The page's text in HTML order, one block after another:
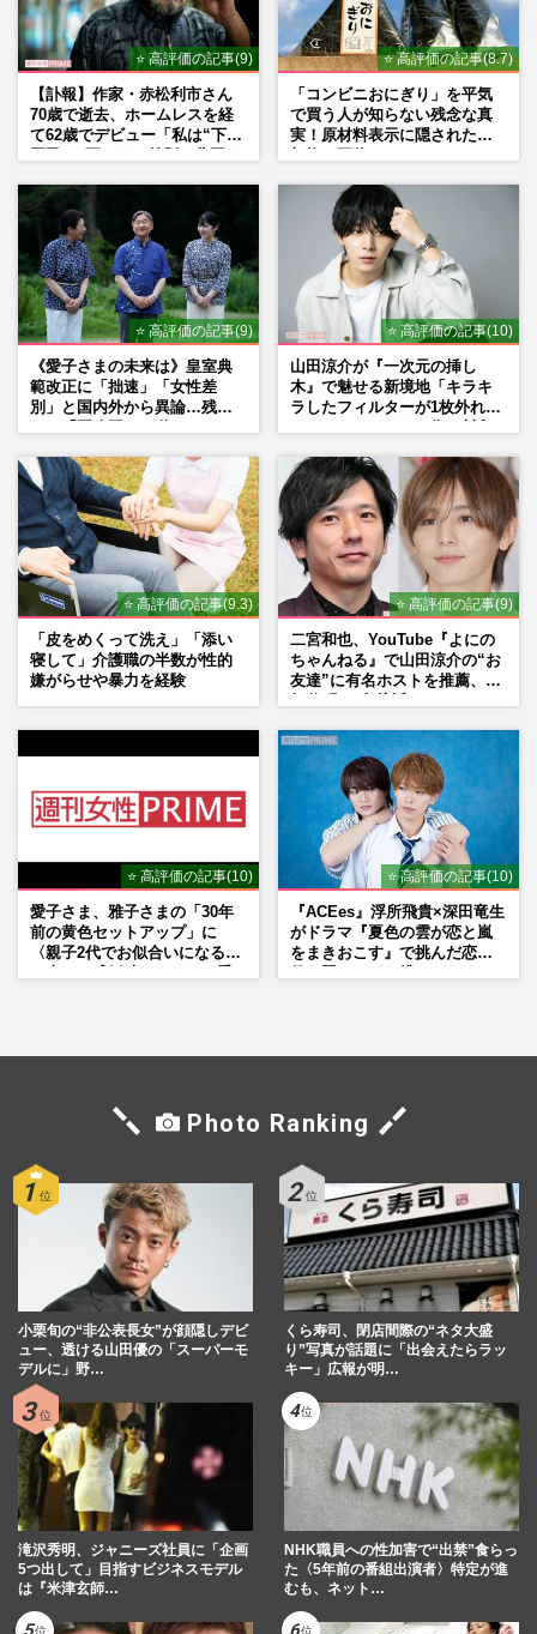
⭐ 高評価の記事(9)
【訃報】作家・赤松利市さん
70歳で逝去、ホームレスを経
て62歳でデビュー「私は“下級
⭐ 高評価の記事(8.7)
「コンビニおにぎり」を平気
で買う人が知らない残念な真
実！原材料表示に隠された添
⭐ 高評価の記事(9)
《愛子さまの未来は》皇室典
範改正に「拙速」「女性差
別」と国内外から異論…残さ
⭐ 高評価の記事(10)
山田涼介が『一次元の挿し
木』で魅せる新境地「キラキ
ラしたフィルターが1枚外れて
⭐ 高評価の記事(9.3)
「皮をめくって洗え」「添い
寝して」介護職の半数が性的
嫌がらせや暴力を経験
⭐ 高評価の記事(9)
二宮和也、YouTube『よにの
ちゃんねる』で山田涼介の“お
友達”に有名ホストを推薦、歌
⭐ 高評価の記事(10)
愛子さま、雅子さまの「30年
前の黄色セットアップ」に
〈親子2代でお似合いになる〉
⭐ 高評価の記事(10)
『ACEes』浮所飛貴×深田竜生
がドラマ『夏色の雲が恋と嵐
をまきおこす』で挑んだ恋人
Photo Ranking
小栗旬の“非公表長女”が顔隠しデビ
ュー、透ける山田優の「スーパーモ
デルに」野…
くら寿司、閉店間際の“ネタ大盛
り”写真が話題に「出会えたらラッ
キー」広報が明…
滝沢秀明、ジャニーズ社員に「企画
5つ出して」目指すビジネスモデル
は『米津玄師…
NHK職員への性加害で“出禁”食らっ
た〈5年前の番組出演者〉特定が進
むも、ネット…